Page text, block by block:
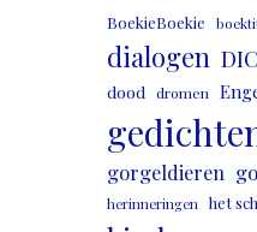
BoekieBoekie
dialogen
dood dromen
gorgeldieren
herinneringen het